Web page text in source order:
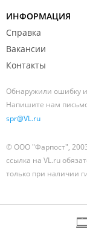
ИНФОРМАЦИЯ
Справка
Вакансии
Контакты
Обнаружили ошибку
Напишите нам
spr@VL.ru
© ООО "Фарпост",
ссылка на VL.ru
только при наличии